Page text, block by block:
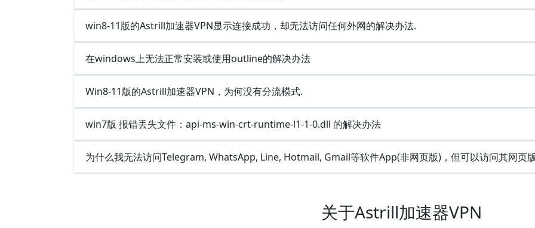
win8-11版的Astrill加速器VPN显示连接成功，却无法访问任何外网的解决办法.
在windows上无法正常安装或使用outline的解决办法
Win8-11版的Astrill加速器VPN，为何没有分流模式.
win7版 报错丢失文件：api-ms-win-crt-runtime-l1-1-0.dll 的解决办法
为什么我无法访问Telegram, WhatsApp, Line, Hotmail, Gmail等软件App(非网页版)，但可以访问其网页
关于Astrill加速器VPN